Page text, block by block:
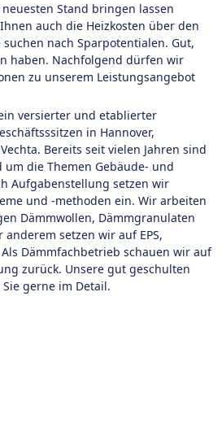
Stand bringen lassen
auch die Heizkosten über den
nach Sparpotentialen. Gut,
haben. Nachfolgend dürfen wir
zu unserem Leistungsangebot
versierter und etablierter
in Hannover,
Bereits seit vielen Jahren sind
die Themen Gebäude- und
Aufgabenstellung setzen wir
und -methoden ein. Wir arbeiten
Dämmwollen, Dämmgranulaten
setzen wir auf EPS,
Dämmfachbetrieb schauen wir auf
zurück. Unsere gut geschulten
gerne im Detail.